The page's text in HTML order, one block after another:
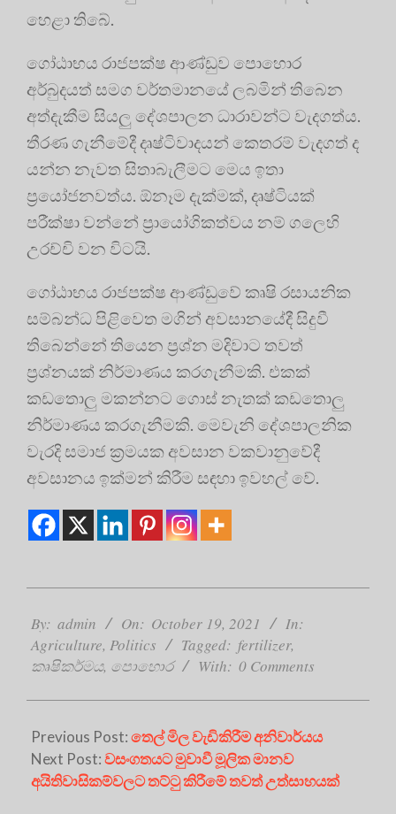
හෙළා තිබේ.
ගෝඨාභය රාජපක්ෂ ආණ්ඩුව පොහොර
අර්බුදයත් සමග වර්තමානයේ ලබමින් තිබෙන
අත්දැකීම සියලු දේශපාලන ධාරාවන්ට වැදගත්ය.
තීරණ ගැනීමේදී දෘෂ්ටිවාදයන් කෙතරම් වැදගත් ද
යන්න නැවත සිතාබැලීමට මෙය ඉතා
ප්‍රයෝජනවත්ය. ඕනෑම දැක්මක්, දෘෂ්ටියක්
පරීක්ෂා වන්නේ ප්‍රායෝගිකත්වය නම් ගලෙහි
උරච්චි වන විටයි.
ගෝඨාභය රාජපක්ෂ ආණ්ඩුවේ කෘෂි රසායනික
සම්බන්ධ පිළිවෙත මගින් අවසානයේදී සිදුවී
තිබෙන්නේ තියෙන ප්‍රශ්න මදිවාට තවත්
ප්‍රශ්නයක් නිර්මාණය කරගැනීමකි. එකක්
කඩතොලු මකන්නට ගොස් නැතක් කඩතොලු
නිර්මාණය කරගැනීමකි. මෙවැනි දේශපාලනික
වැරදි සමාජ ක්‍රමයක අවසාන වකවානුවේදී
අවසානය ඉක්මන් කිරීම සඳහා ඉවහල් වේ.
10-
19
By: admin On: October 19, 2021
In:
Agriculture, Politics Tagged: fertilizer,
කෘෂිකර්මය, පොහොර With: 0 Comments
Previous Post:තෙල් මිල වැඩිකිරීම අනිවාර්යය
Next Post:වසංගතයට මුවාවී මූලික මානව
අයිතිවාසිකම්වලට තට්ටු කිරීමේ තවත් උත්සාහයක්